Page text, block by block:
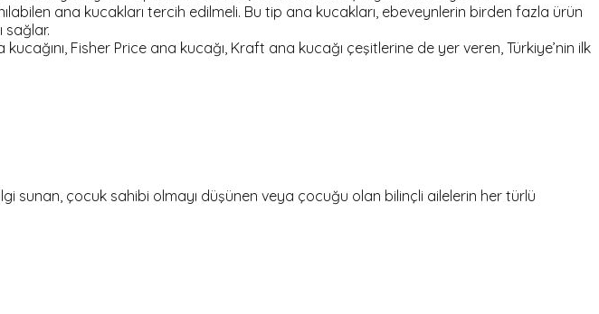
ana kucakları tercih edilmeli. Bu tip ana kucakları, ebeveynlerin birden fazla ürün
sağlar.
Fisher Price ana kucağı, Kraft ana kucağı çeşitlerine de yer veren, Türkiye’nin ilk
sunan, çocuk sahibi olmayı düşünen veya çocuğu olan bilinçli ailelerin her türlü